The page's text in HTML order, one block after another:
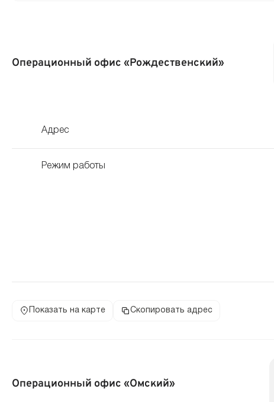
Операционный офис «Рождественский»
Адрес
Режим работы
Показать на карте Скопировать адрес
Операционный офис «Омский»